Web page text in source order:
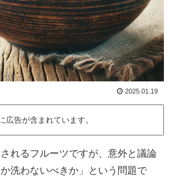
2025.01.19
広告が含まれています。
れるフルーツですが、意外と議論
洗わないべきか」という問題で